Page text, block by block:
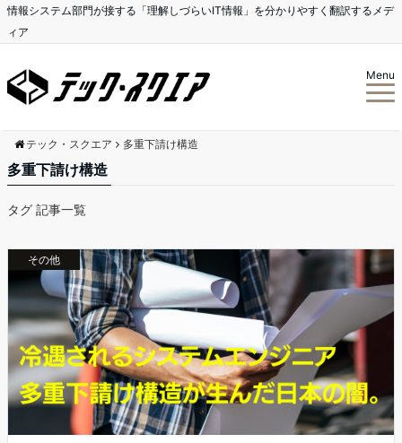
情報システム部門が接する「理解しづらいIT情報」を分かりやすく翻訳するメデ
ィア
Menu
テック・スクエア 多重下請け構造
多重下請け構造
タグ 記事一覧
その他